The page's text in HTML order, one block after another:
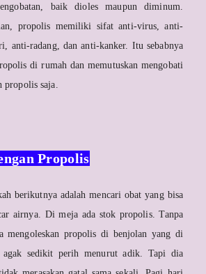
baik dioles maupun diminum.
propolis memiliki sifat anti-virus, anti-
anti-radang, dan anti-kanker. Itu sebabnya
di rumah dan memutuskan mengobati
propolis saja.
Propolis
berikutnya adalah mencari obat yang bisa
airnya. Di meja ada stok propolis. Tanpa
mengoleskan propolis di benjolan yang di
agak sedikit perih menurut adik. Tapi dia